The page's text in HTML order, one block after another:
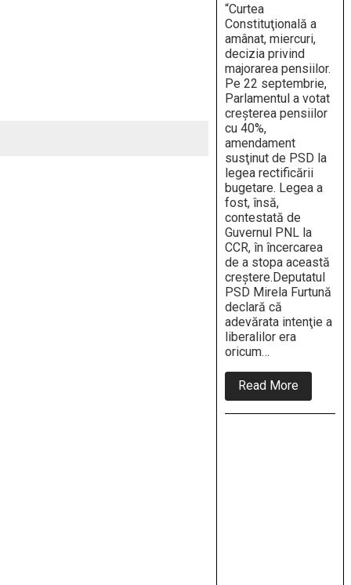
“Curtea
Constituţională a
amânat, miercuri,
decizia privind
majorarea pensiilor.
Pe 22 septembrie,
Parlamentul a votat
creşterea pensiilor
cu 40%,
amendament
susţinut de PSD la
legea rectificării
bugetare. Legea a
fost, însă,
contestată de
Guvernul PNL la
CCR, în încercarea
de a stopa această
creştere.Deputatul
PSD Mirela Furtună
declară că
adevărata intenţie a
liberalilor era
oricum…
Read More
Viziunea
liberală: